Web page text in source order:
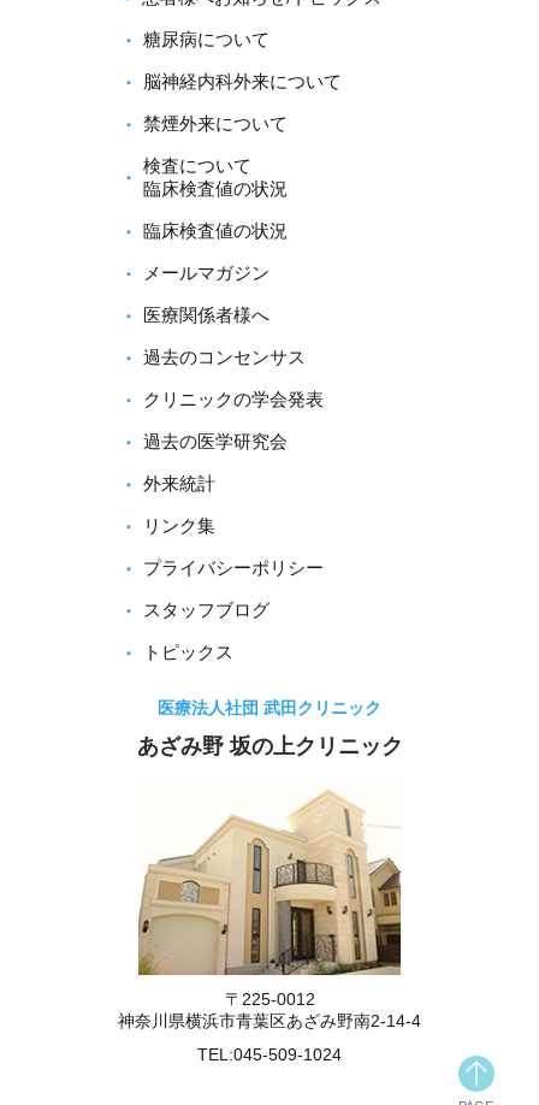
糖尿病について
脳神経内科外来について
禁煙外来について
検査について
臨床検査値の状況
臨床検査値の状況
メールマガジン
医療関係者様へ
過去のコンセンサス
クリニックの学会発表
過去の医学研究会
外来統計
リンク集
プライバシーポリシー
スタッフブログ
トピックス
医療法人社団 武田クリニック
あざみ野 坂の上クリニック
〒225-0012
神奈川県横浜市青葉区あざみ野南2-14-4
TEL:045-509-1024